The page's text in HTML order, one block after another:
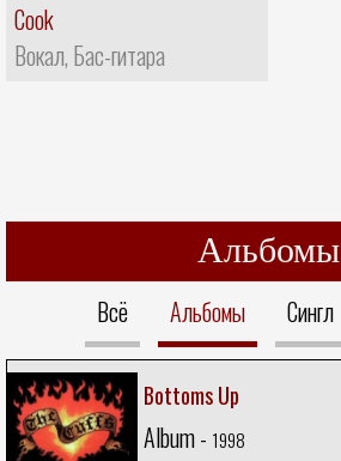
Cook
Вокал, Бас-гитара
Альбомы
Всё Альбомы Сингл
Bottoms Up
Album - 1998